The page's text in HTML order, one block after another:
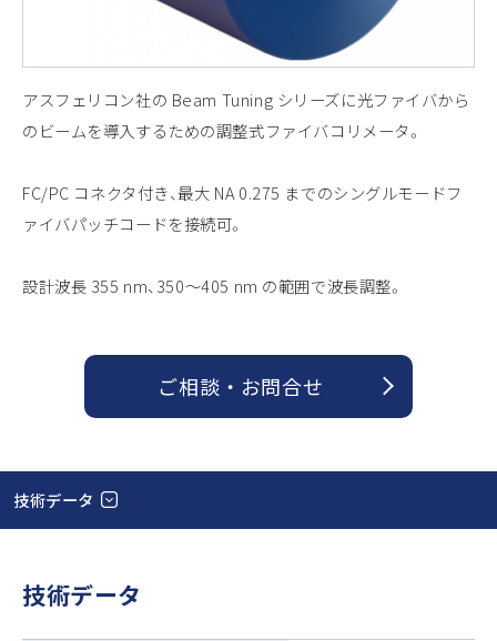
アスフェリコン社の Beam Tuning シリーズに光ファイバから
のビームを導入するための調整式ファイバコリメータ。
FC/PC コネクタ付き、最大 NA 0.275 までのシングルモードフ
ァイバパッチコードを接続可。
設計波長 355 nm、350～405 nm の範囲で波長調整。
ご相談 ・ お問合せ
技術データ
技術データ